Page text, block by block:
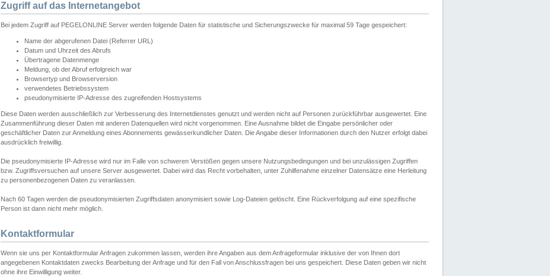
Zugriff auf das Internetangebot
Bei jedem Zugriff auf PEGELONLINE Server werden folgende Daten für statistische und Sicherungszwecke für maximal 59 Tage gespeichert:
Name der abgerufenen Datei (Referrer URL)
Datum und Uhrzeit des Abrufs
Übertragene Datenmenge
Meldung, ob der Abruf erfolgreich war
Browsertyp und Browserversion
verwendetes Betriebssystem
pseudonymisierte IP-Adresse des zugreifenden Hostsystems
Diese Daten werden ausschließlich zur Verbesserung des Internetdienstes genutzt und werden nicht auf Personen zurückführbar ausgewertet. Eine
Zusammenführung dieser Daten mit anderen Datenquellen wird nicht vorgenommen. Eine Ausnahme bildet die Eingabe persönlicher oder
geschäftlicher Daten zur Anmeldung eines Abonnements gewässerkundlicher Daten. Die Angabe dieser Informationen durch den Nutzer erfolgt dabei
ausdrücklich freiwillig.
Die pseudonymisierte IP-Adresse wird nur im Falle von schweren Verstößen gegen unsere Nutzungsbedingungen und bei unzulässigen Zugriffen
bzw. Zugriffsversuchen auf unsere Server ausgewertet. Dabei wird das Recht vorbehalten, unter Zuhilfenahme einzelner Datensätze eine Herleitung
zu personenbezogenen Daten zu veranlassen.
Nach 60 Tagen werden die pseudonymisierten Zugriffsdaten anonymisiert sowie Log-Dateien gelöscht. Eine Rückverfolgung auf eine spezifische
Person ist dann nicht mehr möglich.
Kontaktformular
Wenn sie uns per Kontaktformular Anfragen zukommen lassen, werden ihre Angaben aus dem Anfrageformular inklusive der von Ihnen dort
angegebenen Kontaktdaten zwecks Bearbeitung der Anfrage und für den Fall von Anschlussfragen bei uns gespeichert. Diese Daten geben wir nicht
ohne ihre Einwilligung weiter.